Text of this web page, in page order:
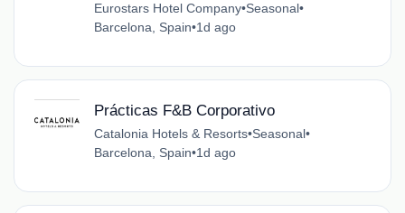
Eurostars Hotel Company•Seasonal•
Barcelona, Spain•1d ago
Prácticas F&B Corporativo
Catalonia Hotels & Resorts•Seasonal•
Barcelona, Spain•1d ago